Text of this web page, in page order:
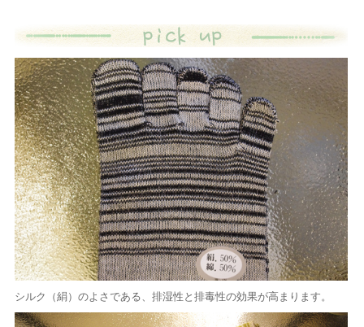
シルク（絹）のよさである、排湿性と排毒性の効果が高まります。